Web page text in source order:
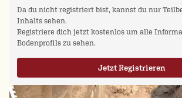
Da du nicht registriert bist, kannst du nur
Inhalts sehen.
Registriere dich jetzt kostenlos um alle
Bodenprofils zu sehen.
Jetzt Registrieren